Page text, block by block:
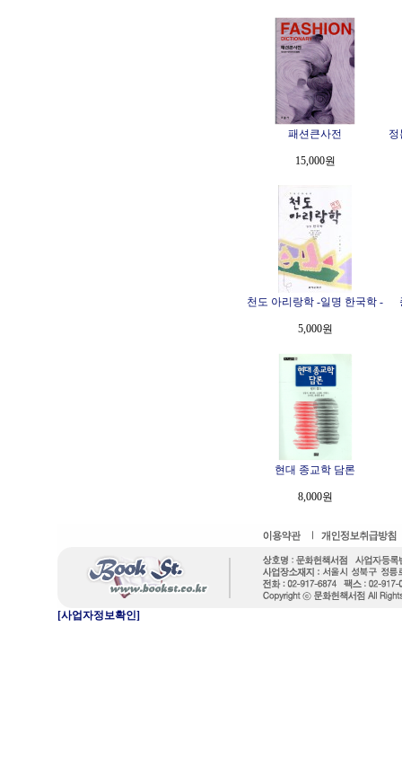
패션큰사전
15,000원
정
천도 아리랑학 -일명 한국학 -
5,000원
현대 종교학 담론
8,000원
[사업자정보확인]